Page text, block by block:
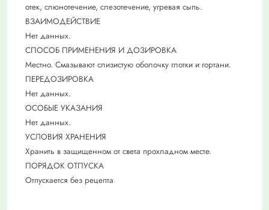
отек, слюнотечение, слезотечение, угревая сыпь.
ВЗАИМОДЕЙСТВИЕ
Нет данных.
СПОСОБ ПРИМЕНЕНИЯ И ДОЗИРОВКА
Местно. Смазывают слизистую оболочку глотки и гортани.
ПЕРЕДОЗИРОВКА
Нет данных.
ОСОБЫЕ УКАЗАНИЯ
Нет данных.
УСЛОВИЯ ХРАНЕНИЯ
Хранить в защищенном от света прохладном месте.
ПОРЯДОК ОТПУСКА
Отпускается без рецепта